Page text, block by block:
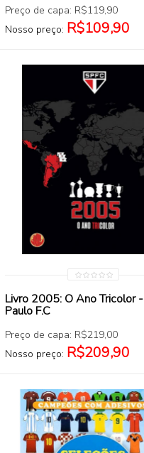
Preço de capa: R$119,90
Nosso preço: R$109,90
Livro 2005: O Ano Tricolor
Paulo F.C
Preço de capa: R$219,00
Nosso preço: R$209,90
COMPRAR